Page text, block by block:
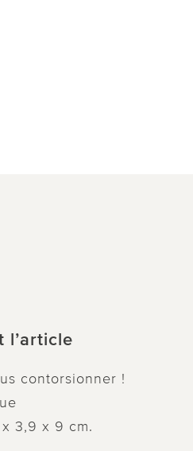
l’article
contorsionner !
3,9 x 9 cm.